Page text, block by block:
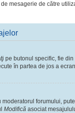
mesagerie de către
pe butonul specific, fie
în partea de jos a
forumului,
Modifică asociat